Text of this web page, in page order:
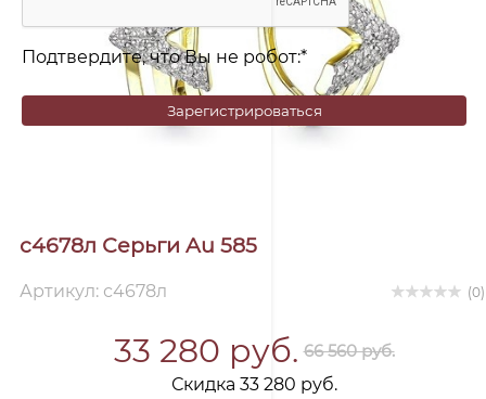
с4678л Серьги Au 585
Артикул: с4678л (0)
33 280 руб. 66 560 руб.
Скидка 33 280 руб.
Подтвердите, что Вы не робот:*
Зарегистрироваться